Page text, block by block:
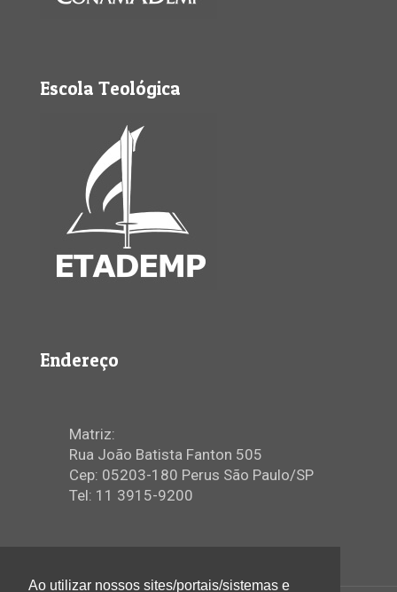
Escola Teológica
Endereço
Matriz:
Rua João Batista Fanton 505
Cep: 05203-180 Perus São Paulo/SP
Tel: 11 3915-9200
Ao utilizar nossos sites/portais/sistemas e